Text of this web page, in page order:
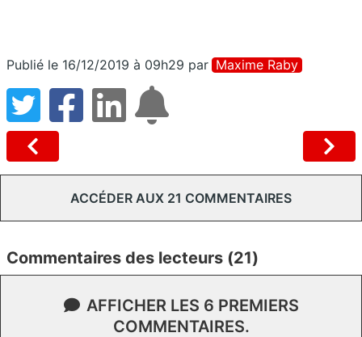
Publié le 16/12/2019 à 09h29 par Maxime Raby
ACCÉDER AUX 21 COMMENTAIRES
Commentaires des lecteurs (21)
AFFICHER LES 6 PREMIERS
COMMENTAIRES.